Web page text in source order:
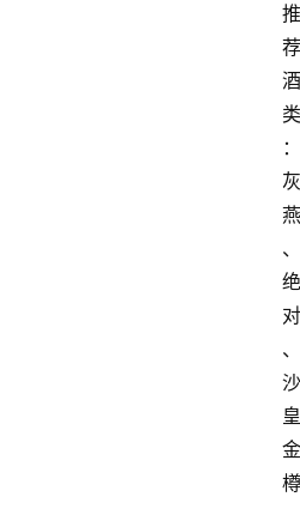
推
荐
酒
类
：
灰
燕
、
绝
对
、
沙
皇
金
樽